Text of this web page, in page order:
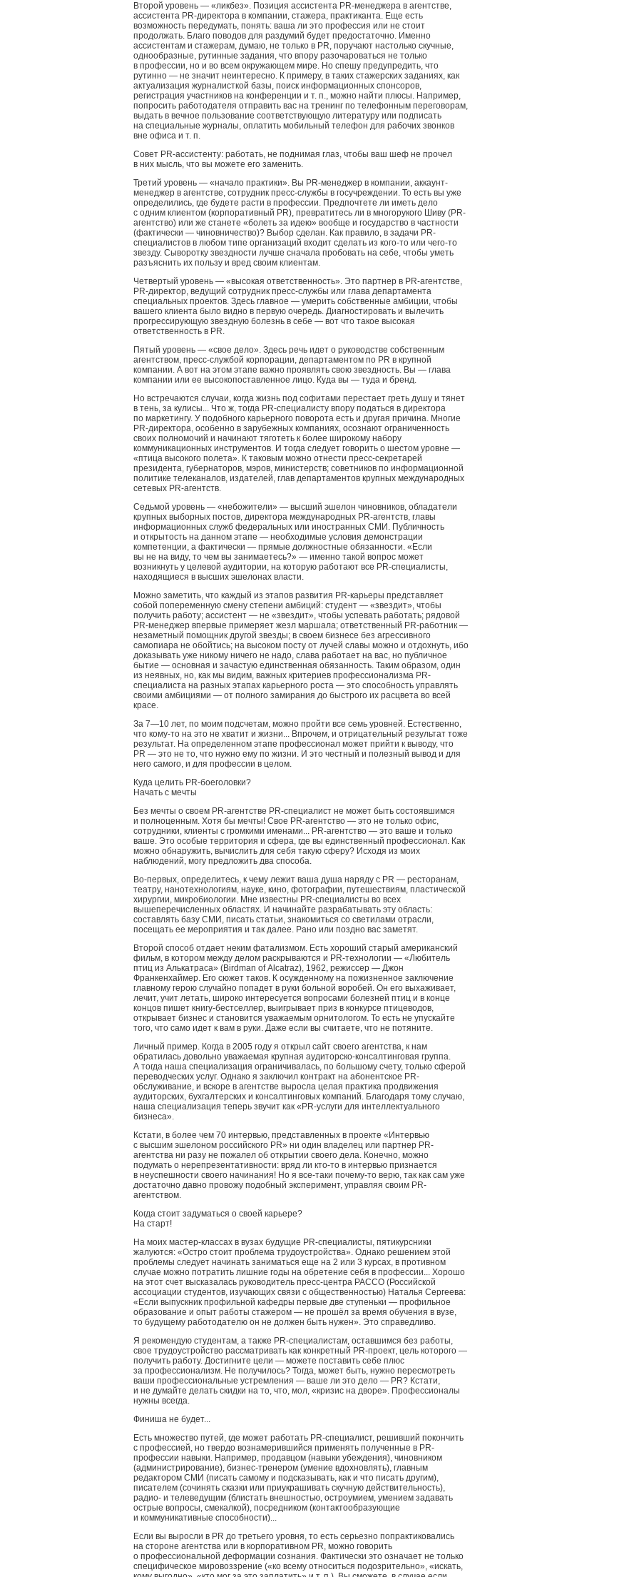
Второй уровень — «ликбез». Позиция ассистента PR-менеджера в агентстве,
ассистента PR-директора в компании, стажера, практиканта. Еще есть
возможность передумать, понять: ваша ли это профессия или не стоит
продолжать. Благо поводов для раздумий будет предостаточно. Именно
ассистентам и стажерам, думаю, не только в PR, поручают настолько скучные,
однообразные, рутинные задания, что впору разочароваться не только
в профессии, но и во всем окружающем мире. Но спешу предупредить, что
рутинно — не значит неинтересно. К примеру, в таких стажерских заданиях, как
актуализация журналисткой базы, поиск информационных спонсоров,
регистрация участников на конференции и т. п., можно найти плюсы. Например,
попросить работодателя отправить вас на тренинг по телефонным переговорам,
выдать в вечное пользование соответствующую литературу или подписать
на специальные журналы, оплатить мобильный телефон для рабочих звонков
вне офиса и т. п.
Совет PR-ассистенту: работать, не поднимая глаз, чтобы ваш шеф не прочел
в них мысль, что вы можете его заменить.
Третий уровень — «начало практики». Вы PR-менеджер в компании, аккаунт-
менеджер в агентстве, сотрудник пресс-службы в госучреждении. То есть вы уже
определились, где будете расти в профессии. Предпочтете ли иметь дело
с одним клиентом (корпоративный PR), превратитесь ли в многорукого Шиву (PR-
агентство) или же станете «болеть за идею» вообще и государство в частности
(фактически — чиновничество)? Выбор сделан. Как правило, в задачи PR-
специалистов в любом типе организаций входит сделать из кого-то или чего-то
звезду. Сыворотку звездности лучше сначала пробовать на себе, чтобы уметь
разъяснить их пользу и вред своим клиентам.
Четвертый уровень — «высокая ответственность». Это партнер в PR-агентстве,
PR-директор, ведущий сотрудник пресс-службы или глава департамента
специальных проектов. Здесь главное — умерить собственные амбиции, чтобы
вашего клиента было видно в первую очередь. Диагностировать и вылечить
прогрессирующую звездную болезнь в себе — вот что такое высокая
ответственность в PR.
Пятый уровень — «свое дело». Здесь речь идет о руководстве собственным
агентством, пресс-службой корпорации, департаментом по PR в крупной
компании. А вот на этом этапе важно проявлять свою звездность. Вы — глава
компании или ее высокопоставленное лицо. Куда вы — туда и бренд.
Но встречаются случаи, когда жизнь под софитами перестает греть душу и тянет
в тень, за кулисы... Что ж, тогда PR-специалисту впору податься в директора
по маркетингу. У подобного карьерного поворота есть и другая причина. Многие
PR-директора, особенно в зарубежных компаниях, осознают ограниченность
своих полномочий и начинают тяготеть к более широкому набору
коммуникационных инструментов. И тогда следует говорить о шестом уровне —
«птица высокого полета». К таковым можно отнести пресс-секретарей
президента, губернаторов, мэров, министерств; советников по информационной
политике телеканалов, издателей, глав департаментов крупных международных
сетевых PR-агентств.
Седьмой уровень — «небожители» — высший эшелон чиновников, обладатели
крупных выборных постов, директора международных PR-агентств, главы
информационных служб федеральных или иностранных СМИ. Публичность
и открытость на данном этапе — необходимые условия демонстрации
компетенции, а фактически — прямые должностные обязанности. «Если
вы не на виду, то чем вы занимаетесь?» — именно такой вопрос может
возникнуть у целевой аудитории, на которую работают все PR-специалисты,
находящиеся в высших эшелонах власти.
Можно заметить, что каждый из этапов развития PR-карьеры представляет
собой попеременную смену степени амбиций: студент — «звездит», чтобы
получить работу; ассистент — не «звездит», чтобы успевать работать; рядовой
PR-менеджер впервые примеряет жезл маршала; ответственный PR-работник —
незаметный помощник другой звезды; в своем бизнесе без агрессивного
самопиара не обойтись; на высоком посту от лучей славы можно и отдохнуть, ибо
доказывать уже никому ничего не надо, слава работает на вас, но публичное
бытие — основная и зачастую единственная обязанность. Таким образом, один
из неявных, но, как мы видим, важных критериев профессионализма PR-
специалиста на разных этапах карьерного роста — это способность управлять
своими амбициями — от полного замирания до быстрого их расцвета во всей
красе.
За 7—10 лет, по моим подсчетам, можно пройти все семь уровней. Естественно,
что кому-то на это не хватит и жизни... Впрочем, и отрицательный результат тоже
результат. На определенном этапе профессионал может прийти к выводу, что
PR — это не то, что нужно ему по жизни. И это честный и полезный вывод и для
него самого, и для профессии в целом.
Куда целить PR-боеголовки?
Начать с мечты
Без мечты о своем PR-агентстве PR-специалист не может быть состоявшимся
и полноценным. Хотя бы мечты! Свое PR-агентство — это не только офис,
сотрудники, клиенты с громкими именами... PR-агентство — это ваше и только
ваше. Это особые территория и сфера, где вы единственный профессионал. Как
можно обнаружить, вычислить для себя такую сферу? Исходя из моих
наблюдений, могу предложить два способа.
Во-первых, определитесь, к чему лежит ваша душа наряду с PR — ресторанам,
театру, нанотехнологиям, науке, кино, фотографии, путешествиям, пластической
хирургии, микробиологии. Мне известны PR-специалисты во всех
вышеперечисленных областях. И начинайте разрабатывать эту область:
составлять базу СМИ, писать статьи, знакомиться со светилами отрасли,
посещать ее мероприятия и так далее. Рано или поздно вас заметят.
Второй способ отдает неким фатализмом. Есть хороший старый американский
фильм, в котором между делом раскрываются и PR-технологии — «Любитель
птиц из Алькатраса» (Birdman of Alcatraz), 1962, режиссер — Джон
Франкенхаймер. Его сюжет таков. К осужденному на пожизненное заключение
главному герою случайно попадет в руки больной воробей. Он его выхаживает,
лечит, учит летать, широко интересуется вопросами болезней птиц и в конце
концов пишет книгу-бестселлер, выигрывает приз в конкурсе птицеводов,
открывает бизнес и становится уважаемым орнитологом. То есть не упускайте
того, что само идет к вам в руки. Даже если вы считаете, что не потяните.
Личный пример. Когда в 2005 году я открыл сайт своего агентства, к нам
обратилась довольно уважаемая крупная аудиторско-консалтинговая группа.
А тогда наша специализация ограничивалась, по большому счету, только сферой
переводческих услуг. Однако я заключил контракт на абонентское PR-
обслуживание, и вскоре в агентстве выросла целая практика продвижения
аудиторских, бухгалтерских и консалтинговых компаний. Благодаря тому случаю,
наша специализация теперь звучит как «PR-услуги для интеллектуального
бизнеса».
Кстати, в более чем 70 интервью, представленных в проекте «Интервью
с высшим эшелоном российского PR» ни один владелец или партнер PR-
агентства ни разу не пожалел об открытии своего дела. Конечно, можно
подумать о нерепрезентативности: вряд ли кто-то в интервью признается
в неуспешности своего начинания! Но я все-таки почему-то верю, так как сам уже
достаточно давно провожу подобный эксперимент, управляя своим PR-
агентством.
Когда стоит задуматься о своей карьере?
На старт!
На моих мастер-классах в вузах будущие PR-специалисты, пятикурсники
жалуются: «Остро стоит проблема трудоустройства». Однако решением этой
проблемы следует начинать заниматься еще на 2 или 3 курсах, в противном
случае можно потратить лишние годы на обретение себя в профессии... Хорошо
на этот счет высказалась руководитель пресс-центра РАССО (Российской
ассоциации студентов, изучающих связи с общественностью) Наталья Сергеева:
«Если выпускник профильной кафедры первые две ступеньки — профильное
образование и опыт работы стажером — не прошёл за время обучения в вузе,
то будущему работодателю он не должен быть нужен». Это справедливо.
Я рекомендую студентам, а также PR-специалистам, оставшимся без работы,
свое трудоустройство рассматривать как конкретный PR-проект, цель которого —
получить работу. Достигните цели — можете поставить себе плюс
за профессионализм. Не получилось? Тогда, может быть, нужно пересмотреть
ваши профессиональные устремления — ваше ли это дело — PR? Кстати,
и не думайте делать скидки на то, что, мол, «кризис на дворе». Профессионалы
нужны всегда.
Финиша не будет...
Есть множество путей, где может работать PR-специалист, решивший покончить
с профессией, но твердо вознамерившийся применять полученные в PR-
профессии навыки. Например, продавцом (навыки убеждения), чиновником
(администрирование), бизнес-тренером (умение вдохновлять), главным
редактором СМИ (писать самому и подсказывать, как и что писать другим),
писателем (сочинять сказки или приукрашивать скучную действительность),
радио- и телеведущим (блистать внешностью, остроумием, умением задавать
острые вопросы, смекалкой), посредником (контактообразующие
и коммуникативные способности)...
Если вы выросли в PR до третьего уровня, то есть серьезно попрактиковались
на стороне агентства или в корпоративном PR, можно говорить
о профессиональной деформации сознания. Фактически это означает не только
специфическое мировоззрение («ко всему относиться подозрительно», «искать,